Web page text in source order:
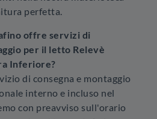
perfetta.
offre servizi di
per il letto Relevè
Inferiore?
di consegna e montaggio
interno e incluso nel
con preavviso sull'orario